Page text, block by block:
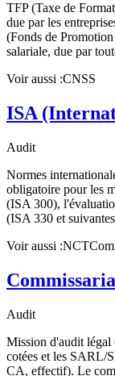
TFP (Taxe de
due par les
(Fonds de
salariale, due par
Voir aussi :CNSS
ISA
Audit
Normes
obligatoire pour les
(ISA 300),
(ISA 330 et
Voir aussi :NCT
Audit
Mission d'audit légal
cotées et les SARL/
CA, effectif). Le